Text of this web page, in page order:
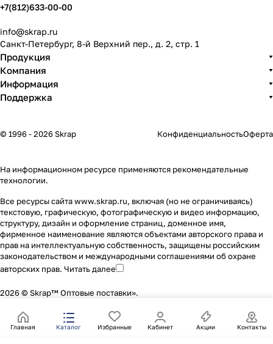
+7(812)633-00-00
info@skrap.ru
Санкт-Петербург, 8-й Верхний пер., д. 2, стр. 1
Продукция
Компания
Информация
Поддержка
© 1996 - 2026 Skrap КонфиденциальностьОферта
На информационном ресурсе применяются рекомендательные
технологии.
Все ресурсы сайта www.skrap.ru, включая (но не ограничиваясь)
текстовую, графическую, фотографическую и видео информацию,
структуру, дизайн и оформление страниц, доменное имя,
фирменное наименование являются объектами авторского права и
прав на интеллектуальную собственность, защищены российским
законодательством и международными соглашениями об охране
авторских прав. Читать далее
2026 © Skrap™ Оптовые поставки».
Главная Каталог Избранные Кабинет Акции Контакты